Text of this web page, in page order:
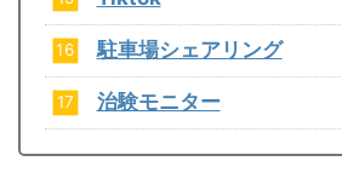
駐車場シェアリング
治験モニター